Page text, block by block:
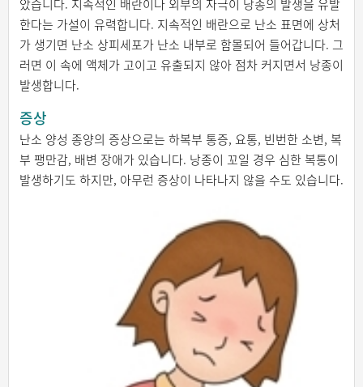
았습니다. 지속적인 배란이나 외부의 자극이 낭종의 발생을 유발
한다는 가설이 유력합니다. 지속적인 배란으로 난소 표면에 상처
가 생기면 난소 상피세포가 난소 내부로 함몰되어 들어갑니다. 그
러면 이 속에 액체가 고이고 유출되지 않아 점차 커지면서 낭종이
발생합니다.
증상
난소 양성 종양의 증상으로는 하복부 통증, 요통, 빈번한 소변, 복
부 팽만감, 배변 장애가 있습니다. 낭종이 꼬일 경우 심한 복통이
발생하기도 하지만, 아무런 증상이 나타나지 않을 수도 있습니다.